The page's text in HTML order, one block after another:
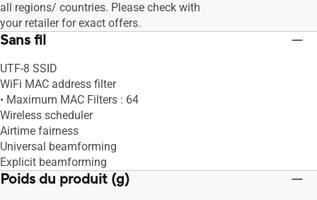
all regions/ countries. Please check with
your retailer for exact offers.
Sans fil
UTF-8 SSID
WiFi MAC address filter
• Maximum MAC Filters : 64
Wireless scheduler
Airtime fairness
Universal beamforming
Explicit beamforming
Poids du produit (g)